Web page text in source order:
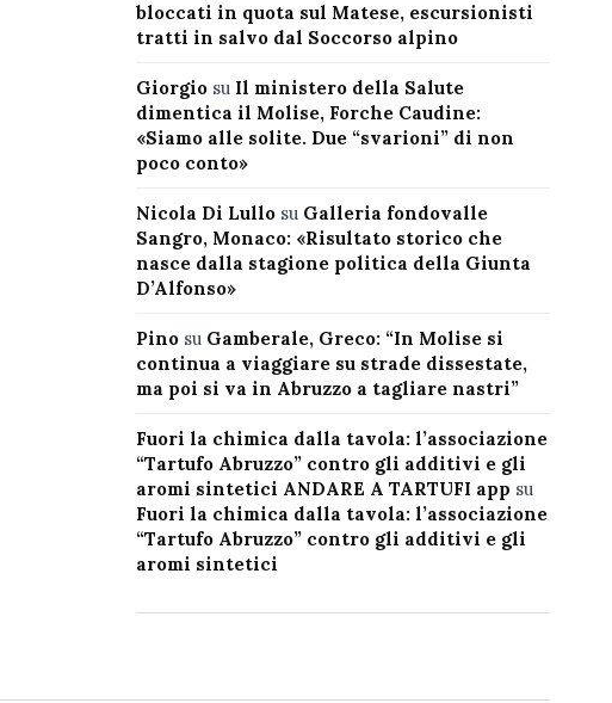
bloccati in quota sul Matese, escursionisti
tratti in salvo dal Soccorso alpino
Giorgiosu Il ministero della Salute
dimentica il Molise, Forche Caudine:
«Siamo alle solite. Due “svarioni” di non
poco conto»
Nicola Di Lullosu Galleria fondovalle
Sangro, Monaco: «Risultato storico che
nasce dalla stagione politica della Giunta
D’Alfonso»
Pinosu Gamberale, Greco: “In Molise si
continua a viaggiare su strade dissestate,
ma poi si va in Abruzzo a tagliare nastri”
Fuori la chimica dalla tavola: l’associazione
“Tartufo Abruzzo” contro gli additivi e gli
aromi sintetici ANDARE A TARTUFI app su
Fuori la chimica dalla tavola: l’associazione
“Tartufo Abruzzo” contro gli additivi e gli
aromi sintetici